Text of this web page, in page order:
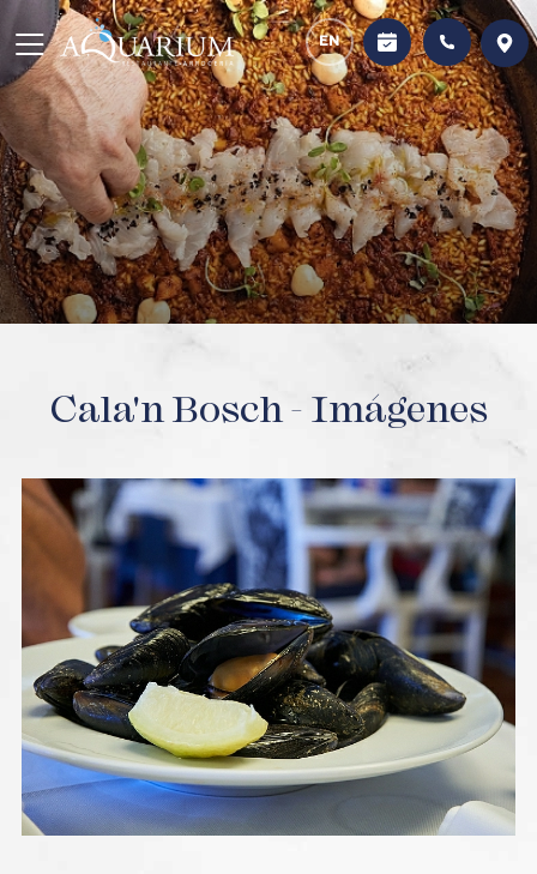
EN
Cala'n Bosch - Imágenes
AVISO LEGAL
POLÍTICA DE PRIVACIDAD
COOKIES